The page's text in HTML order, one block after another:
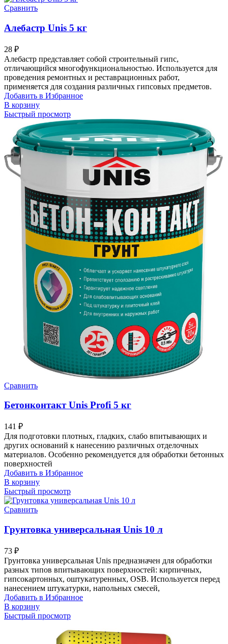
Сравнить
Алебастр Unis 5 кг
28 ₽
Алебастр представляет собой строительный гипс,
отличающийся многофункциональностью. Используется для
проведения ремонтных и реставрационных работ,
применяется для создания различных гипсовых предметов.
Добавить в Избранное
В корзину
Быстрый просмотр
Сравнить
Бетонконтакт Unis Profi 5 кг
141 ₽
Для подготовки плотных, гладких, слабо впитывающих и
других оснований к нанесению различных отделочных
материалов. Особенно рекомендуется для обработки бетонных
поверхностей
Добавить в Избранное
В корзину
Быстрый просмотр
Сравнить
Грунтовка универсальная Unis 10 л
73 ₽
Грунтовка универсальная Unis предназначен для обработки
разных типов впитывающих поверхностей: кирпичных,
гипсокартонных, оштукатуренных, OSB. Используется перед
нанесением штукатурки, напольных смесей,
Добавить в Избранное
В корзину
Быстрый просмотр